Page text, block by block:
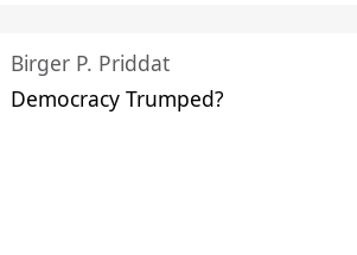
Birger P. Priddat
Democracy Trumped?